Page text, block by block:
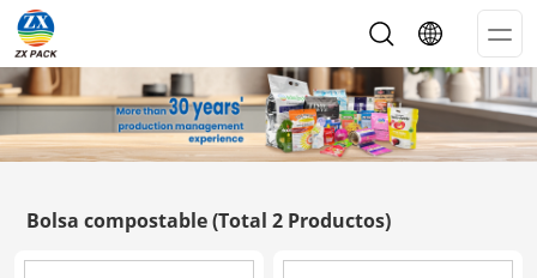
Bolsa compostable(Total 2 Productos)